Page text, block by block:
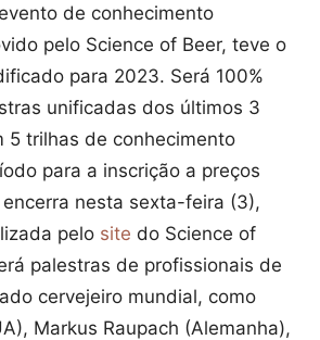
de conhecimento
pelo Science of Beer, teve o
para 2023. Será 100%
unificadas dos últimos 3
5 trilhas de conhecimento
para a inscrição a preços
nesta sexta-feira (3),
pelo site do Science of
palestras de profissionais de
cervejeiro mundial, como
Markus Raupach (Alemanha),